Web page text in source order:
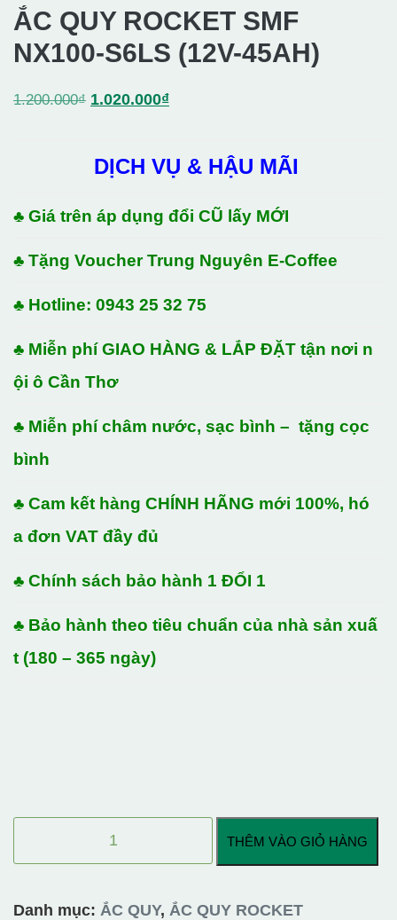
ẮC QUY ROCKET SMF
NX100-S6LS (12V-45AH)
1.200.000₫ Giá
1.200.000₫.
1.020.000₫Giá
là:
DỊCH VỤ & HẬU MÃI
♣ Giá trên áp dụng đổi CŨ lấy MỚI
♣ Tặng Voucher Trung Nguyên E-Coffee
♣ Hotline: 0943 25 32 75
♣ Miễn phí GIAO HÀNG & LẮP ĐẶT tận nơi n
ội ô Cần Thơ
♣ Miễn phí châm nước, sạc bình – tặng cọc
bình
♣ Cam kết hàng CHÍNH HÃNG mới 100%, hó
a đơn VAT đầy đủ
♣ Chính sách bảo hành 1 ĐỔI 1
♣ Bảo hành theo tiêu chuẩn của nhà sản xuấ
t (180 – 365 ngày)
SMF
THÊM VÀO GIỎ HÀNG
Danh mục: ẮC QUY, ẮC QUY ROCKET